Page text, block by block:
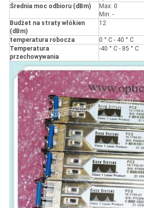
Średnia moc odbioru (dBm)
Max: 0
Min: -
Budżet na straty włókien
(dBm)
12
temperatura robocza
0 ° C - 40 ° C
Temperatura
przechowywania
-40 ° C - 85 ° C